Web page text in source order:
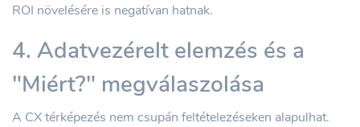
ROI növelésére is negatívan hatnak.
4. Adatvezérelt elemzés és a
"Miért?" megválaszolása
A CX térképezés nem csupán feltételezéseken alapulhat.